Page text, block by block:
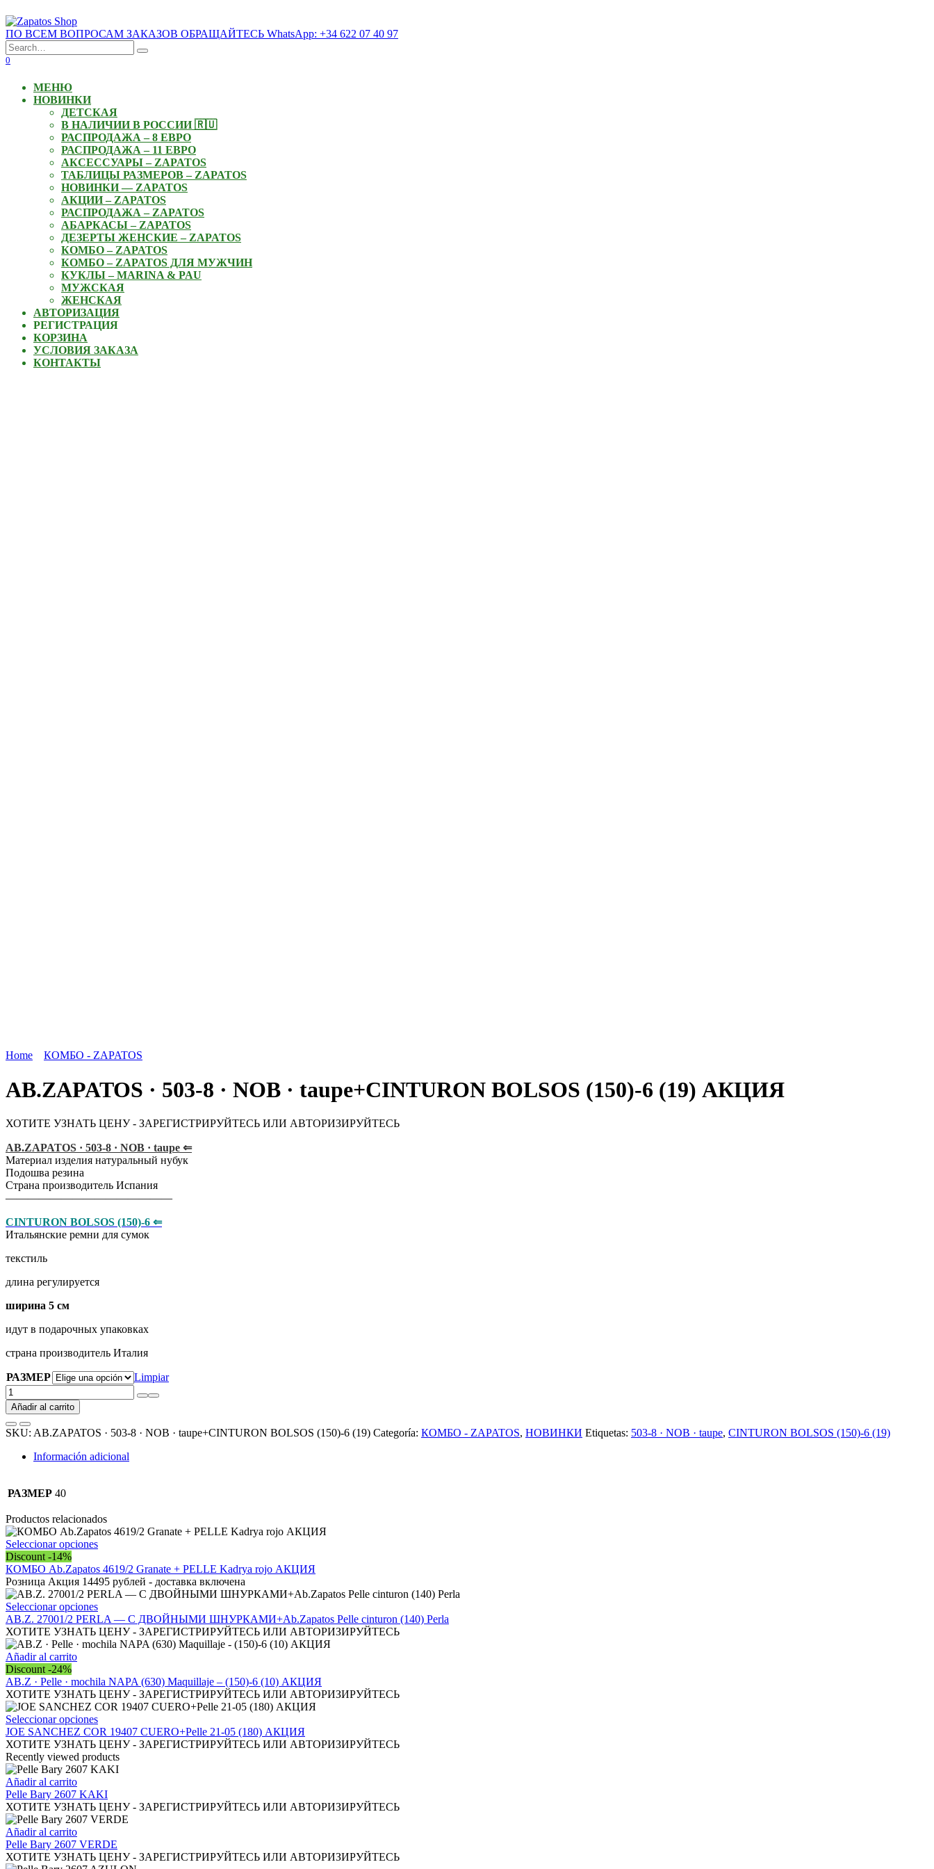
to
content
ПО ВСЕМ ВОПРОСАМ ЗАКАЗОВ ОБРАЩАЙТЕСЬ WhatsApp: +34 622 07 40 97
Search
for:
0
МЕНЮ
НОВИНКИ
ДЕТСКАЯ
В НАЛИЧИИ В РОССИИ 🇷🇺
РАСПРОДАЖА – 8 ЕВРО
РАСПРОДАЖА – 11 ЕВРО
АКСЕССУАРЫ – ZAPATOS
ТАБЛИЦЫ РАЗМЕРОВ – ZAPATOS
НОВИНКИ — ZAPATOS
АКЦИИ – ZAPATOS
РАСПРОДАЖА – ZAPATOS
АБАРКАСЫ – ZAPATOS
ДЕЗЕРТЫ ЖЕНСКИЕ – ZAPATOS
КОМБО – ZAPATOS
КОМБО – ZAPATOS ДЛЯ МУЖЧИН
КУКЛЫ – MARINA & PAU
МУЖСКАЯ
ЖЕНСКАЯ
АВТОРИЗАЦИЯ
РЕГИСТРАЦИЯ
КОРЗИНА
УСЛОВИЯ ЗАКАЗА
КОНТАКТЫ
Home КОМБО - ZAPATOS
AB.ZAPATOS · 503-8 · NOB · taupe+CINTURON BOLSOS (150)-6 (19) АКЦИЯ
ХОТИТЕ УЗНАТЬ ЦЕНУ - ЗАРЕГИСТРИРУЙТЕСЬ ИЛИ АВТОРИЗИРУЙТЕСЬ
AB.ZAPATOS · 503-8 · NOB · taupe ⇐
Материал изделия натуральный нубук
Подошва резина
Страна производитель Испания
———————————————
CINTURON BOLSOS (150)-6 ⇐
Итальянские ремни для сумок
​​​​​текстиль
длина регулируется
ширина 5 см
идут в подарочных упаковках
страна производитель Италия
РАЗМЕР
Limpiar
AB.ZAPATOS
·
503-
8
·
NOB
BOLSOS
(19)
АКЦИЯ
cantidad
Añadir al carrito
SKU: AB.ZAPATOS · 503-8 · NOB · taupe+CINTURON BOLSOS (150)-6 (19) Categoría: КОМБО - ZAPATOS, НОВИНКИ Etiquetas: 503-8 · NOB · taupe, CINTURON BOLSOS (150)-6 (19)
Información adicional
РАЗМЕР 40
Productos relacionados
Seleccionar opcionesEste
tiene
múltiples
variantes.
Las
opciones
se
pueden
la
página
de
producto
Discount -14%
КОМБО Ab.Zapatos 4619/2 Granate + PELLE Kadrya rojo АКЦИЯ
Розница Акция 14495 рублей - доставка включена
Seleccionar opcionesEste
producto
tiene
múltiples
opciones
se
pueden
elegir
en
la
página
de
AB.Z. 27001/2 PERLA — С ДВОЙНЫМИ ШНУРКАМИ+Ab.Zapatos Pelle cinturon (140) Perla
ХОТИТЕ УЗНАТЬ ЦЕНУ - ЗАРЕГИСТРИРУЙТЕСЬ ИЛИ АВТОРИЗИРУЙТЕСЬ
Añadir al carrito
Discount -24%
AB.Z · Pelle · mochila NAPA (630) Maquillaje – (150)-6 (10) АКЦИЯ
ХОТИТЕ УЗНАТЬ ЦЕНУ - ЗАРЕГИСТРИРУЙТЕСЬ ИЛИ АВТОРИЗИРУЙТЕСЬ
Seleccionar opcionesEste
producto
tiene
múltiples
variantes.
opciones
se
pueden
en
la
JOE SANCHEZ COR 19407 CUERO+Pelle 21-05 (180) АКЦИЯ
ХОТИТЕ УЗНАТЬ ЦЕНУ - ЗАРЕГИСТРИРУЙТЕСЬ ИЛИ АВТОРИЗИРУЙТЕСЬ
Recently viewed products
Añadir al carrito
Pelle Bary 2607 KAKI
ХОТИТЕ УЗНАТЬ ЦЕНУ - ЗАРЕГИСТРИРУЙТЕСЬ ИЛИ АВТОРИЗИРУЙТЕСЬ
Añadir al carrito
Pelle Bary 2607 VERDE
ХОТИТЕ УЗНАТЬ ЦЕНУ - ЗАРЕГИСТРИРУЙТЕСЬ ИЛИ АВТОРИЗИРУЙТЕСЬ